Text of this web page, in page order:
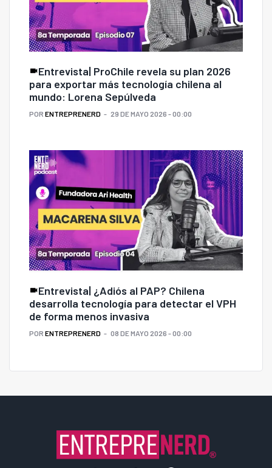
Entrevista| ProChile revela su plan 2026
para exportar más tecnología chilena al
mundo: Lorena Sepúlveda
POR ENTREPRENERD 29 DE MAYO 2026 - 00:00
Entrevista| ¿Adiós al PAP? Chilena
desarrolla tecnología para detectar el VPH
de forma menos invasiva
POR ENTREPRENERD 08 DE MAYO 2026 - 00:00